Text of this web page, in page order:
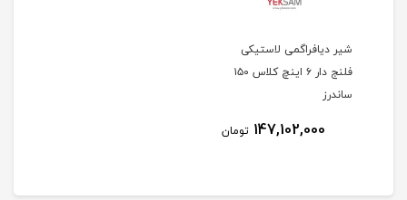
شیر دیافراگمی لاستیکی
فلنج دار ۶ اینچ کلاس ۱۵۰
ساندرز
147,102,000 تومان